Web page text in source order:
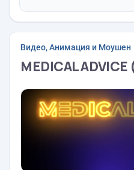
Видео, Анимация и Моушен
MEDICAL